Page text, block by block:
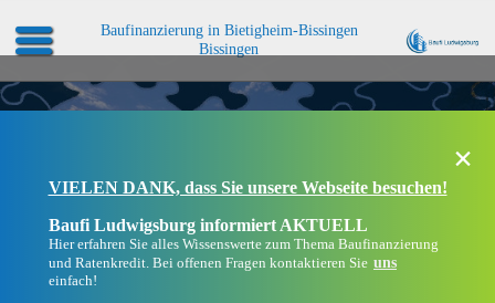
Baufinanzierung in Bietigheim-Bissingen
Bissingen
×
VIELEN DANK, dass Sie unsere Webseite besuchen!
Baufi Ludwigsburg informiert AKTUELL
Hier erfahren Sie alles Wissenswerte zum Thema Baufinanzierung
und Ratenkredit. Bei offenen Fragen kontaktieren Sie uns
einfach!